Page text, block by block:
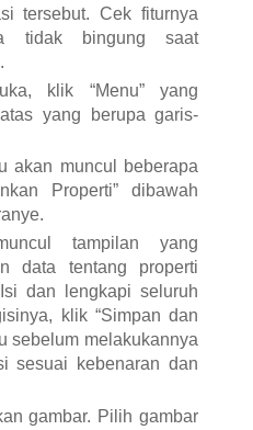
tersebut. Cek fiturnya
tidak bingung saat
klik “Menu” yang
yang berupa garis-
akan muncul beberapa
Properti” dibawah
tampilan yang
data tentang properti
dan lengkapi seluruh
klik “Simpan dan
sebelum melakukannya
sesuai kebenaran dan
gambar. Pilih gambar